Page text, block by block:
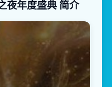
夜年度盛典 简介